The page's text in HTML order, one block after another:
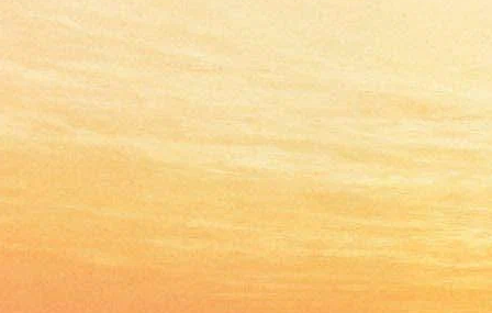
Квентин Тарантино сходил
на пресс-конференцию в
Москве. Теперь у него есть
сыр и томик Пастернака
Версия для печати